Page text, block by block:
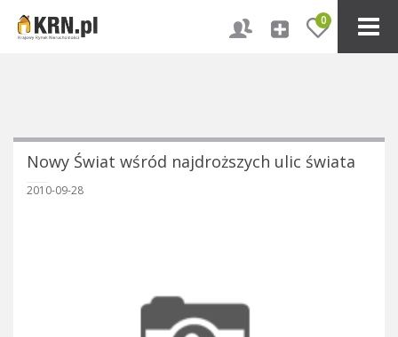
0
Nowy Świat wśród najdroższych ulic świata
2010-09-28